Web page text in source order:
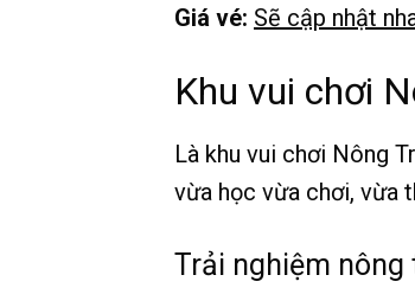
Giá vé: Sẽ cập nhật
Khu vui chơi
Là khu vui chơi Nông
vừa học vừa chơi, vừa
Trải nghiệm